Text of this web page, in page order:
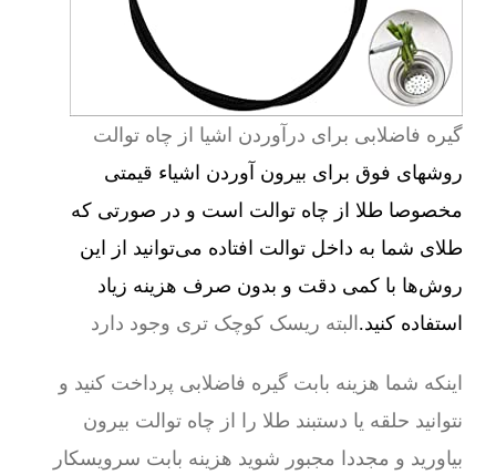
گیره فاضلابی برای درآوردن اشیا از چاه توالت
روشهای فوق برای بیرون آوردن اشیاء قیمتی
مخصوصا طلا از چاه توالت است و در صورتی که
طلای شما به داخل توالت افتاده می‌توانید از این
روش‌ها با کمی دقت و بدون صرف هزینه زیاد
استفاده کنید.البته ریسک کوچک تری وجود دارد
اینکه شما هزینه بابت گیره فاضلابی پرداخت کنید و
نتوانید حلقه یا دستبند طلا را از چاه توالت بیرون
بیاورید و مجددا مجبور شوید هزینه بابت سرویسکار